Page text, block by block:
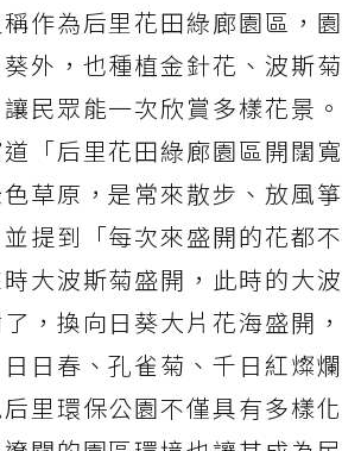
作為后里花田綠廊園區，園
外，也種植金針花、波斯菊
民眾能一次欣賞多樣花景。
「后里花田綠廊園區開闊寬
草原，是常來散步、放風箏
提到「每次來盛開的花都不
大波斯菊盛開，此時的大波
，換向日葵大片花海盛開，
日春、孔雀菊、千日紅燦爛
里環保公園不僅具有多樣化